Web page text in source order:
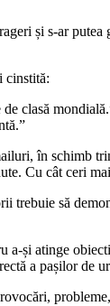
și s-ar
cinstită:
clasă
în schimb
Cu cât ceri
să
și atinge
a pașilor de